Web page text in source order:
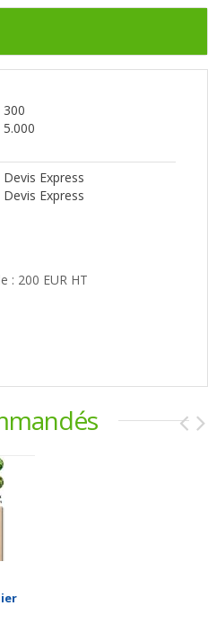
300
5.000
Devis Express
Devis Express
: 200 EUR HT